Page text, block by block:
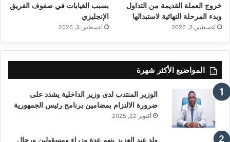
خروج العملة القديمة من التداول
وبدء المرحلة النهائية لاستبدالها
أغسطس 3, 2026
بسبب الغيابات في صفوف الفريق
الإنجليزي
أغسطس 3, 2026
المواضيع الأكثر شهرة
الوزير المنتدب لدى وزير الداخلية يشدد على
ضرورة الالتزام بمضامين برنامج رئيس الجمهورية
أكتوبر 22, 2025
ولد عبد العزيز يتهم عدة وزراء ومسؤولين ورجال